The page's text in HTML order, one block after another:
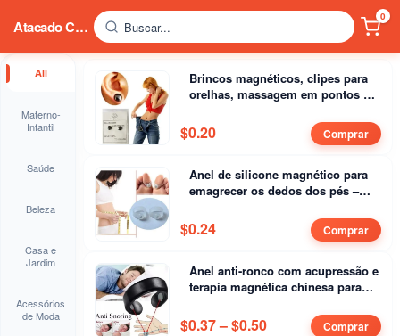
All
Materno-
Infantil
Saúde
Beleza
Casa e
Jardim
Acessórios
de Moda
Brincos magnéticos, clipes para
orelhas, massagem em pontos de
para moxabustão
$0.20 Comprar
Anel de silicone magnético para
emagrecer os dedos dos pés –
manter a forma
$0.24 Comprar
Anel anti-ronco com acupressão e
terapia magnética chinesa para
$0.37–$0.50 Price range: $0.37
Comprar
Atacado China Buscar...
0